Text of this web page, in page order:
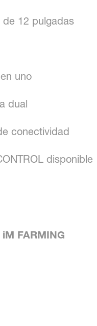
de 12 pulgadas
uno
dual
conectividad
disponible
FARMING